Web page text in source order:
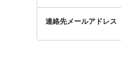
連絡先メールアドレス